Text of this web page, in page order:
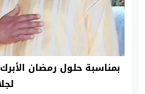
بمناسبة حلول رمضان